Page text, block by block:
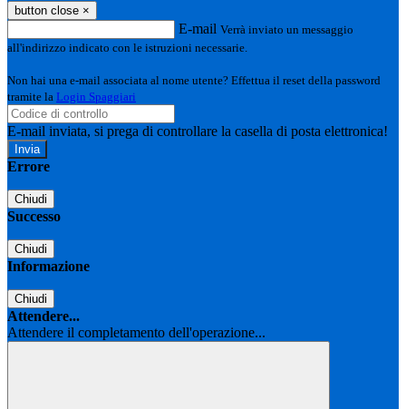
button close ×
E-mail Verrà inviato un messaggio
all'indirizzo indicato con le istruzioni necessarie.
Non hai una e-mail associata al nome utente? Effettua il reset della password
tramite la Login Spaggiari
E-mail inviata, si prega di controllare la casella di posta elettronica!
Errore
Chiudi
Successo
Chiudi
Informazione
Chiudi
Attendere...
Attendere il completamento dell'operazione...